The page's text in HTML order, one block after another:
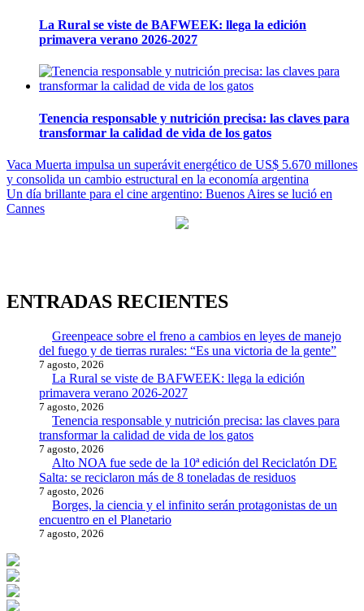
La Rural se viste de BAFWEEK: llega la edición
primavera verano 2026-2027
Tenencia responsable y nutrición precisa: las claves para
transformar la calidad de vida de los gatos
Navegación
de
entradas
Vaca Muerta impulsa un superávit energético de US$ 5.670 millones
y consolida un cambio estructural en la economía argentina
Un día brillante para el cine argentino: Buenos Aires se lució en
Cannes
ENTRADAS RECIENTES
Greenpeace sobre el freno a cambios en leyes de manejo
del fuego y de tierras rurales: “Es una victoria de la gente”
7 agosto, 2026
La Rural se viste de BAFWEEK: llega la edición
primavera verano 2026-2027
7 agosto, 2026
Tenencia responsable y nutrición precisa: las claves para
transformar la calidad de vida de los gatos
7 agosto, 2026
Alto NOA fue sede de la 10ª edición del Reciclatón DE
Salta: se reciclaron más de 8 toneladas de residuos
7 agosto, 2026
Borges, la ciencia y el infinito serán protagonistas de un
encuentro en el Planetario
7 agosto, 2026